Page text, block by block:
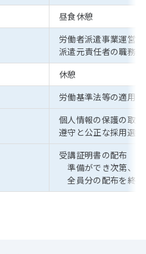
昼食休憩
労働者派遣事業運営
派遣元責任者の職務
休憩
労働基準法等の適用
個人情報の保護の取
遵守と公正な採用選
受講証明書の配布
準備ができ次第、
全員分の配布を終え